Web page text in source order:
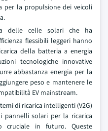
per la propulsione dei veicoli
delle celle solari che ha
flessibili leggeri hanno
della batteria a energia
tecnologiche innovative
abbastanza energia per la
peso e mantenere le
EV mainstream.
di ricarica intelligenti (V2G)
pannelli solari per la ricarica
cruciale in futuro. Queste